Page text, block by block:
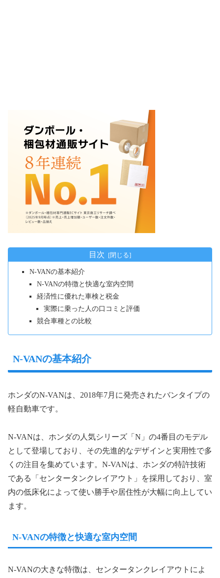
目次
N-VANの基本紹介
N-VANの特徴と快適な室内空間
経済性に優れた車検と税金
実際に乗った人の口コミと評価
競合車種との比較
N-VANの基本紹介
ホンダのN-VANは、2018年7月に発売されたバンタイプの
軽自動車です。
N-VANは、ホンダの人気シリーズ「N」の4番目のモデル
として登場しており、その先進的なデザインと実用性で多
くの注目を集めています。N-VANは、ホンダの特許技術
である「センタータンクレイアウト」を採用しており、室
内の低床化によって使い勝手や居住性が大幅に向上してい
ます。
N-VANの特徴と快適な室内空間
N-VANの大きな特徴は、センタータンクレイアウトによ